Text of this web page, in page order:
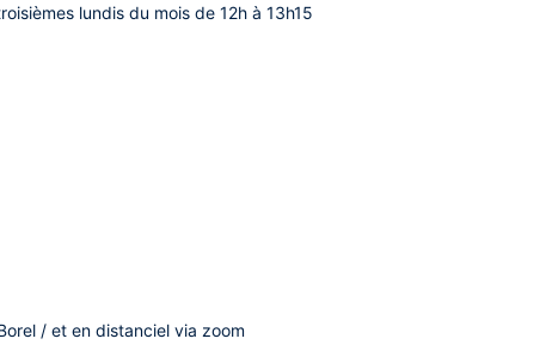
lundis du mois de 12h à 13h15
/ et en distanciel via zoom